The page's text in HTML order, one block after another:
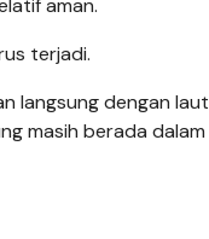
aman.
terjadi.
langsung dengan laut
masih berada dalam